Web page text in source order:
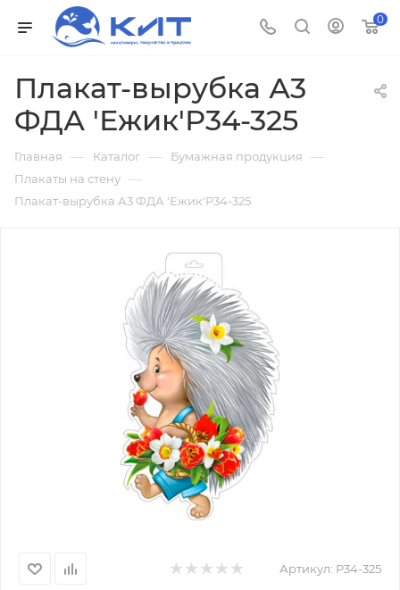
0
Плакат-вырубка А3
ФДА 'Ежик'Р34-325
Главная — Каталог — Бумажная продукция —
Плакаты на стену —
Плакат-вырубка А3 ФДА 'Ежик'Р34-325
Артикул: Р34-325